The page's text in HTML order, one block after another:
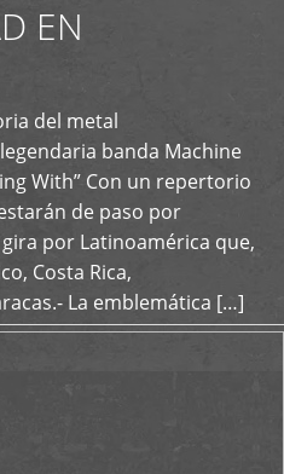
EN
del metal
banda Machine
With” Con un repertorio
de paso por
por Latinoamérica que,
Costa Rica,
La emblemática […]